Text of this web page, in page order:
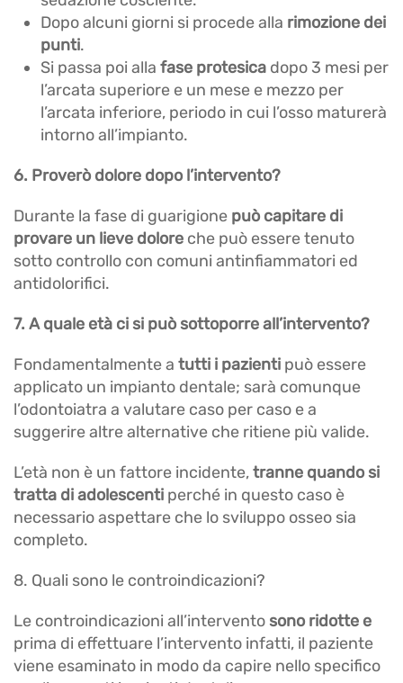
Dopo alcuni giorni si procede alla rimozione dei
punti.
Si passa poi alla fase protesica dopo 3 mesi per
l’arcata superiore e un mese e mezzo per
l’arcata inferiore, periodo in cui l’osso maturerà
intorno all’impianto.
6. Proverò dolore dopo l’intervento?
Durante la fase di guarigione può capitare di
provare un lieve dolore che può essere tenuto
sotto controllo con comuni antinfiammatori ed
antidolorifici.
7. A quale età ci si può sottoporre all’intervento?
Fondamentalmente a tutti i pazienti può essere
applicato un impianto dentale; sarà comunque
l’odontoiatra a valutare caso per caso e a
suggerire altre alternative che ritiene più valide.
L’età non è un fattore incidente,tranne quando si
tratta di adolescenti perché in questo caso è
necessario aspettare che lo sviluppo osseo sia
completo.
8. Quali sono le controindicazioni?
Le controindicazioni all’interventosono ridotte e
prima di effettuare l’intervento infatti, il paziente
viene esaminato in modo da capire nello specifico